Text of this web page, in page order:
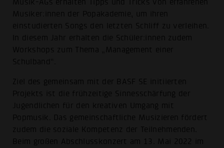
Musik-AGs erhalten Tipps und Tricks von erfahrenen
Musiker:innen der Popakademie, um ihren
einstudierten Songs den letzten Schliff zu verleihen.
In diesem Jahr erhalten die Schüler:innen zudem
Workshops zum Thema „Management einer
Schulband“.
Ziel des gemeinsam mit der BASF SE initiierten
Projekts ist die frühzeitige Sinnesschärfung der
Jugendlichen für den kreativen Umgang mit
Popmusik. Das gemeinschaftliche Musizieren fördert
zudem die soziale Kompetenz der Teilnehmenden.
Beim großen Abschlusskonzert am 13. Mai 2022 im